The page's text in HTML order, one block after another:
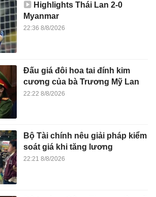
Highlights Thái Lan 2-0
Myanmar
22:36 8/8/2026
Đấu giá đôi hoa tai đính kim
cương của bà Trương Mỹ Lan
22:22 8/8/2026
Bộ Tài chính nêu giải pháp kiểm
soát giá khi tăng lương
22:21 8/8/2026